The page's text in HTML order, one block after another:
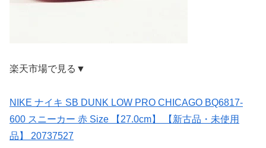
楽天市場で見る▼
NIKE ナイキ SB DUNK LOW PRO CHICAGO BQ6817-
600 スニーカー 赤 Size 【27.0cm】 【新古品・未使用
品】 20737527